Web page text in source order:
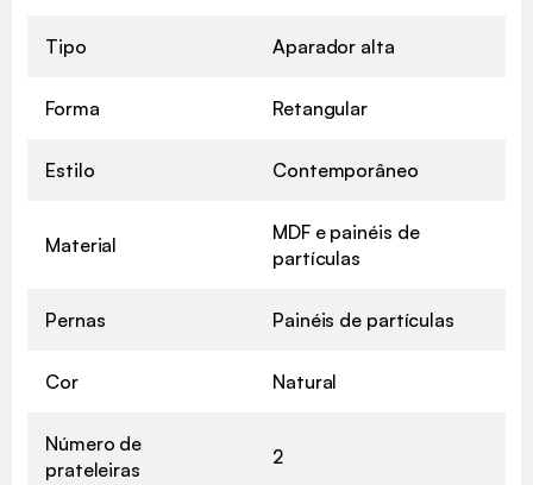
Tipo Aparador alta
Forma Retangular
Estilo Contemporâneo
Material
MDF e painéis de
partículas
Pernas Painéis de partículas
Cor Natural
Número de
prateleiras
2